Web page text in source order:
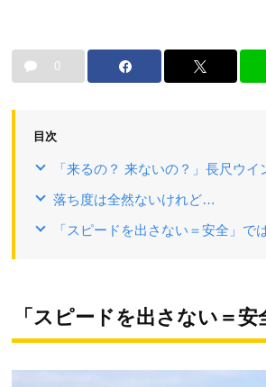
0
目次
「来るの？ 来ないの？」長尺ウイ
落ち度は全然ないけれど…
「スピードを出さない＝安全」で
「スピードを出さない＝